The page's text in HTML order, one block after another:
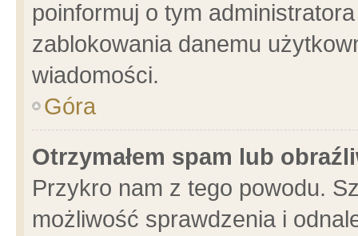
poinformuj o tym
zablokowania danemu
wiadomości.
Góra
Otrzymałem spam lub
Przykro nam z tego powodu.
możliwość sprawdzenia i